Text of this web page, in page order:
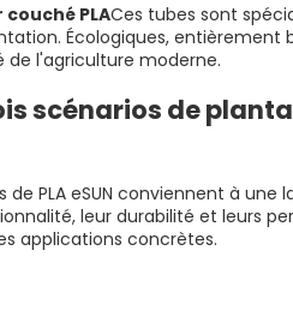
couché PLACes tubes sont
Écologiques,
de l'agriculture moderne.
scénarios de
de PLA eSUN conviennent à
leur durabilité et leurs
applications concrètes.